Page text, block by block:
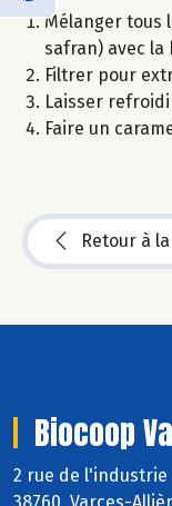
Mélanger tous
safran) avec la
Filtrer pour
Laisser
Faire un
Retour à
Biocoop
2 rue de l'industrie
38760 Varces-